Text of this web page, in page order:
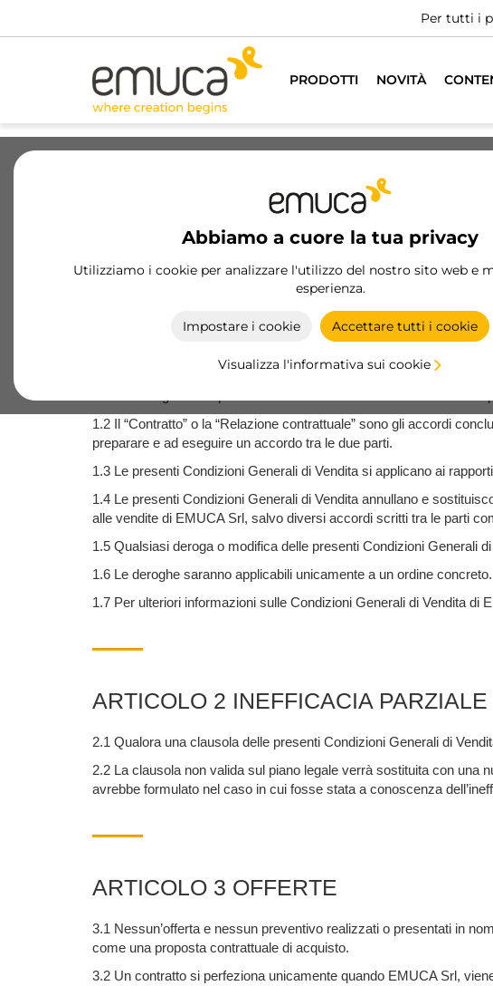
PRODOTTI NOVITÀ
Abbiamo a cuore la tua privacy
Utilizziamo i cookie per analizzare l'utilizzo del nostro sito web e
esperienza.
Impostare i cookie Accettare tutti i cookie
Visualizza l'informativa sui cookie
ARTICOLO 1 DEFINIZIONE E
1.1 Nelle seguenti disposizioni il “Cliente” è l’azienda che accetta
1.2 Il “Contratto” o la “Relazione contrattuale” sono gli accordi
preparare e ad eseguire un accordo tra le due parti.
1.3 Le presenti Condizioni Generali di Vendita si applicano ai
1.4 Le presenti Condizioni Generali di Vendita annullano e
alle vendite di EMUCA Srl, salvo diversi accordi scritti tra le parti
1.5 Qualsiasi deroga o modifica delle presenti Condizioni Generali
1.6 Le deroghe saranno applicabili unicamente a un ordine
1.7 Per ulteriori informazioni sulle Condizioni Generali di Vendita
ARTICOLO 2 INEFFICACIA PARZIALE
2.1 Qualora una clausola delle presenti Condizioni Generali di
2.2 La clausola non valida sul piano legale verrà sostituita con una
avrebbe formulato nel caso in cui fosse stata a conoscenza
ARTICOLO 3 OFFERTE
3.1 Nessun’offerta e nessun preventivo realizzati o presentati in
come una proposta contrattuale di acquisto.
3.2 Un contratto si perfeziona unicamente quando EMUCA Srl,